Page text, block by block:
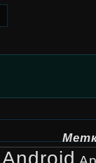
Android